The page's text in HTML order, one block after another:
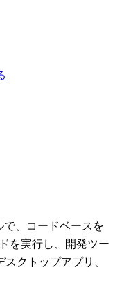
、コードベースを
を実行し、開発ツー
クトップアプリ、